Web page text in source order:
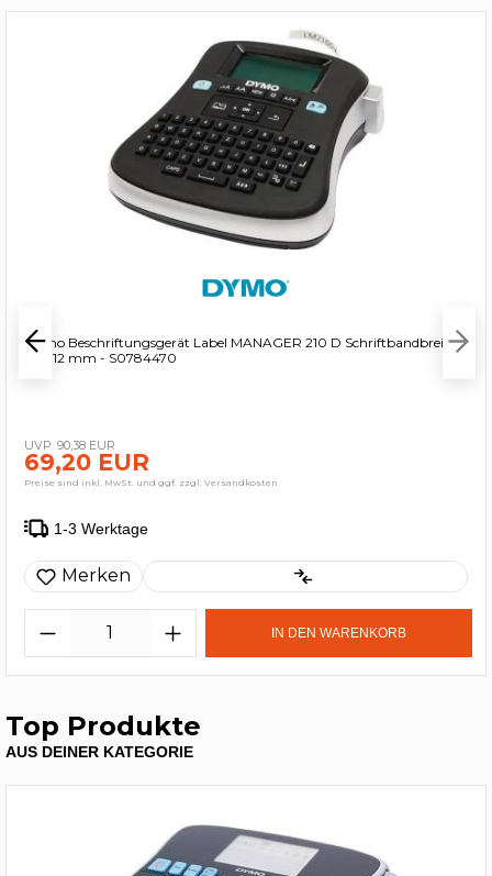
Dymo Beschriftungsgerät Label MANAGER 210 D Schriftbandbreiten
6, 9, 12 mm - S0784470
90,38 EUR
69,20 EUR
Preise sind inkl. MwSt. und ggf. zzgl. Versandkosten
1-3 Werktage
Merken
IN DEN WARENKORB
Top Produkte
AUS DEINER KATEGORIE